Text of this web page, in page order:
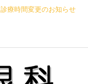
診療時間変更のお知らせ